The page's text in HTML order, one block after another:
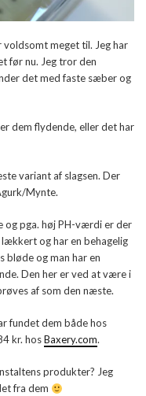
meget til. Jeg har
før nu. Jeg tror den
det med faste sæber og
dem flydende, eller det har
variant af slagsen. Der
Mynte.
pga. høj PH-værdi er der
og har en behagelig
bløde og man har en
Den her er ved at være i
af som den næste.
fundet dem både hos
kr. hosBaxery.com.
produkter? Jeg
fra dem